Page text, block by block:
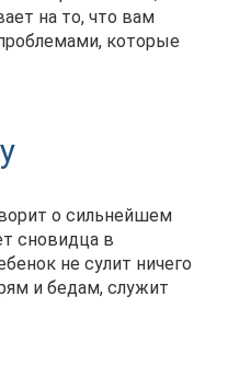
на то, что вам
которые
о сильнейшем
сновидца в
не сулит ничего
и бедам, служит